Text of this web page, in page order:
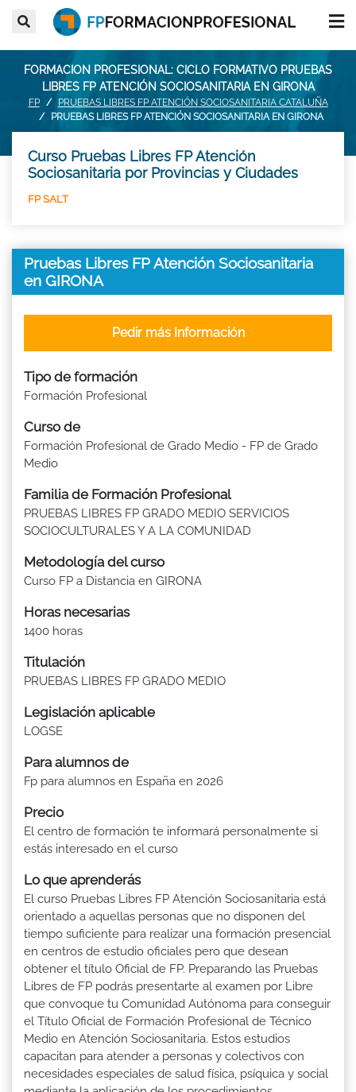
FORMACION PROFESIONAL: CICLO FORMATIVO PRUEBAS
LIBRES FP ATENCIÓN SOCIOSANITARIA EN GIRONA
FP
PRUEBAS LIBRES FP ATENCIÓN SOCIOSANITARIA CATALUÑA
PRUEBAS LIBRES FP ATENCIÓN SOCIOSANITARIA EN GIRONA
Curso Pruebas Libres FP Atención
Sociosanitaria por Provincias y Ciudades
FP SALT
Pruebas Libres FP Atención Sociosanitaria
en GIRONA
Tipo de formación
Formación Profesional
Curso de
Formación Profesional de Grado Medio - FP de Grado
Medio
Familia de Formación Profesional
PRUEBAS LIBRES FP GRADO MEDIO SERVICIOS
SOCIOCULTURALES Y A LA COMUNIDAD
Metodología del curso
Curso FP a Distancia en GIRONA
Horas necesarias
1400 horas
Titulación
PRUEBAS LIBRES FP GRADO MEDIO
Legislación aplicable
LOGSE
Para alumnos de
Fp para alumnos en España en 2026
Precio
El centro de formación te informará personalmente si
estás interesado en el curso
Pedir más Información
Lo que aprenderás
El curso Pruebas Libres FP Atención Sociosanitaria está
orientado a aquellas personas que no disponen del
tiempo suficiente para realizar una formación presencial
en centros de estudio oficiales pero que desean
obtener el título Oficial de FP. Preparando las Pruebas
Libres de FP podrás presentarte al examen por Libre
que convoque tu Comunidad Autónoma para conseguir
el Título Oficial de Formación Profesional de Técnico
Medio en Atención Sociosanitaria. Estos estudios
capacitan para atender a personas y colectivos con
necesidades especiales de salud física, psíquica y social